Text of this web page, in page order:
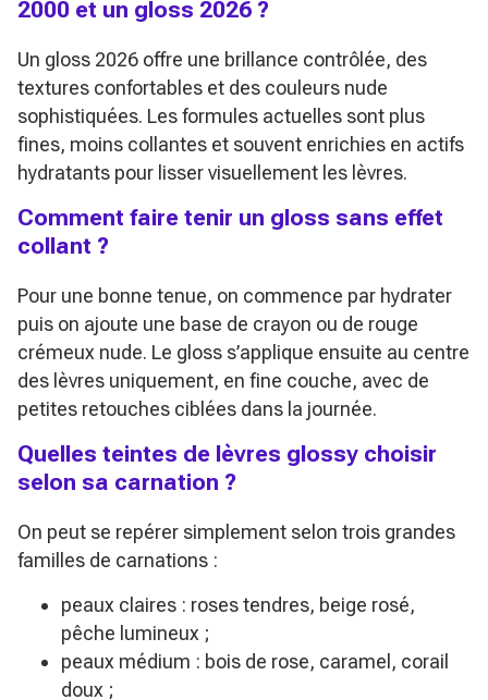
2000 et un gloss 2026 ?
Un gloss 2026 offre une brillance contrôlée, des
textures confortables et des couleurs nude
sophistiquées. Les formules actuelles sont plus
fines, moins collantes et souvent enrichies en actifs
hydratants pour lisser visuellement les lèvres.
Comment faire tenir un gloss sans effet
collant ?
Pour une bonne tenue, on commence par hydrater
puis on ajoute une base de crayon ou de rouge
crémeux nude. Le gloss s’applique ensuite au centre
des lèvres uniquement, en fine couche, avec de
petites retouches ciblées dans la journée.
Quelles teintes de lèvres glossy choisir
selon sa carnation ?
On peut se repérer simplement selon trois grandes
familles de carnations :
peaux claires : roses tendres, beige rosé,
pêche lumineux ;
peaux médium : bois de rose, caramel, corail
doux ;